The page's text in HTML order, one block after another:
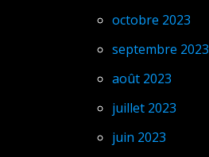
octobre 2023
septembre 2023
août 2023
juillet 2023
juin 2023